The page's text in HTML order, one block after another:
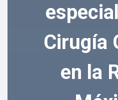
Cirugía
en la